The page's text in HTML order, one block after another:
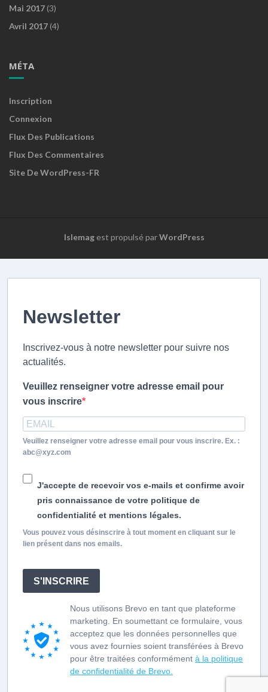
Mai 2017 (3)
Avril 2017 (4)
MÉTA
Inscription
Connexion
Flux Des Publications
Flux Des Commentaires
Site De WordPress-FR
Islemagest propulsé parWordPress
Newsletter
Inscrivez-vous à notre newsletter pour suivre nos
actualités.
Veuillez renseigner votre adresse email pour
vous inscrire
Veuillez renseigner votre adresse email pour vous inscrire. Ex. :
abc@xyz.com
J'accepte de recevoir vos e-mails et confirme avoir
pris connaissance de votre politique de
confidentialité et mentions légales.
Vous pouvez vous désinscrire à tout moment en cliquant sur le
lien présent dans nos emails.
S'INSCRIRE
Nous utilisons Brevo en tant que plateforme
marketing. En soumettant ce formulaire, vous
acceptez que les données personnelles que
vous avez fournies soient transférées à Brevo
pour être traitées conformément à la politique
de confidentialité de Brevo.